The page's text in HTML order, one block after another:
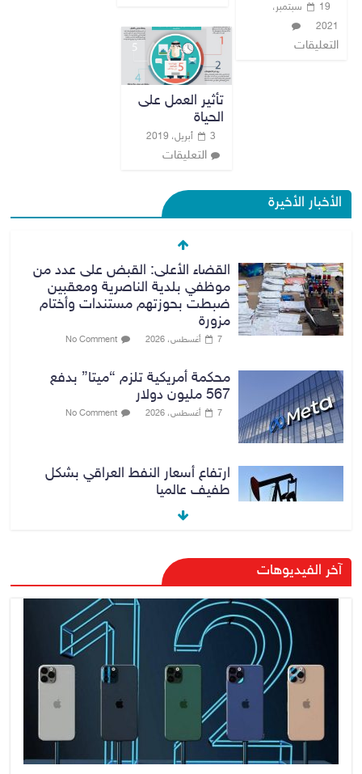
19 سبتمبر،
2021
التعليقات
تأثير العمل على
الحياة
3 أبريل، 2019
التعليقات
الأخبار الأخيرة
القضاء الأعلى: القبض على عدد من
موظفي بلدية الناصرية ومعقبين
ضبطت بحوزتهم مستندات وأختام
مزورة
7 أغسطس، 2026 No Comment
محكمة أمريكية تلزم “ميتا” بدفع
567 مليون دولار
7 أغسطس، 2026 No Comment
ارتفاع أسعار النفط العراقي بشكل
طفيف عالميا
الزيدي يؤكد حرص الحكومة على
ترسيخ علاقات التعاون مع السعودية
7 أغسطس، 2026 No Comment
وزارة الداخلية: الحدود العراقية تشهد
مستوى عالياً من الأمن والاستقرار
7 أغسطس، 2026 No Comment
آخر الفيديوهات